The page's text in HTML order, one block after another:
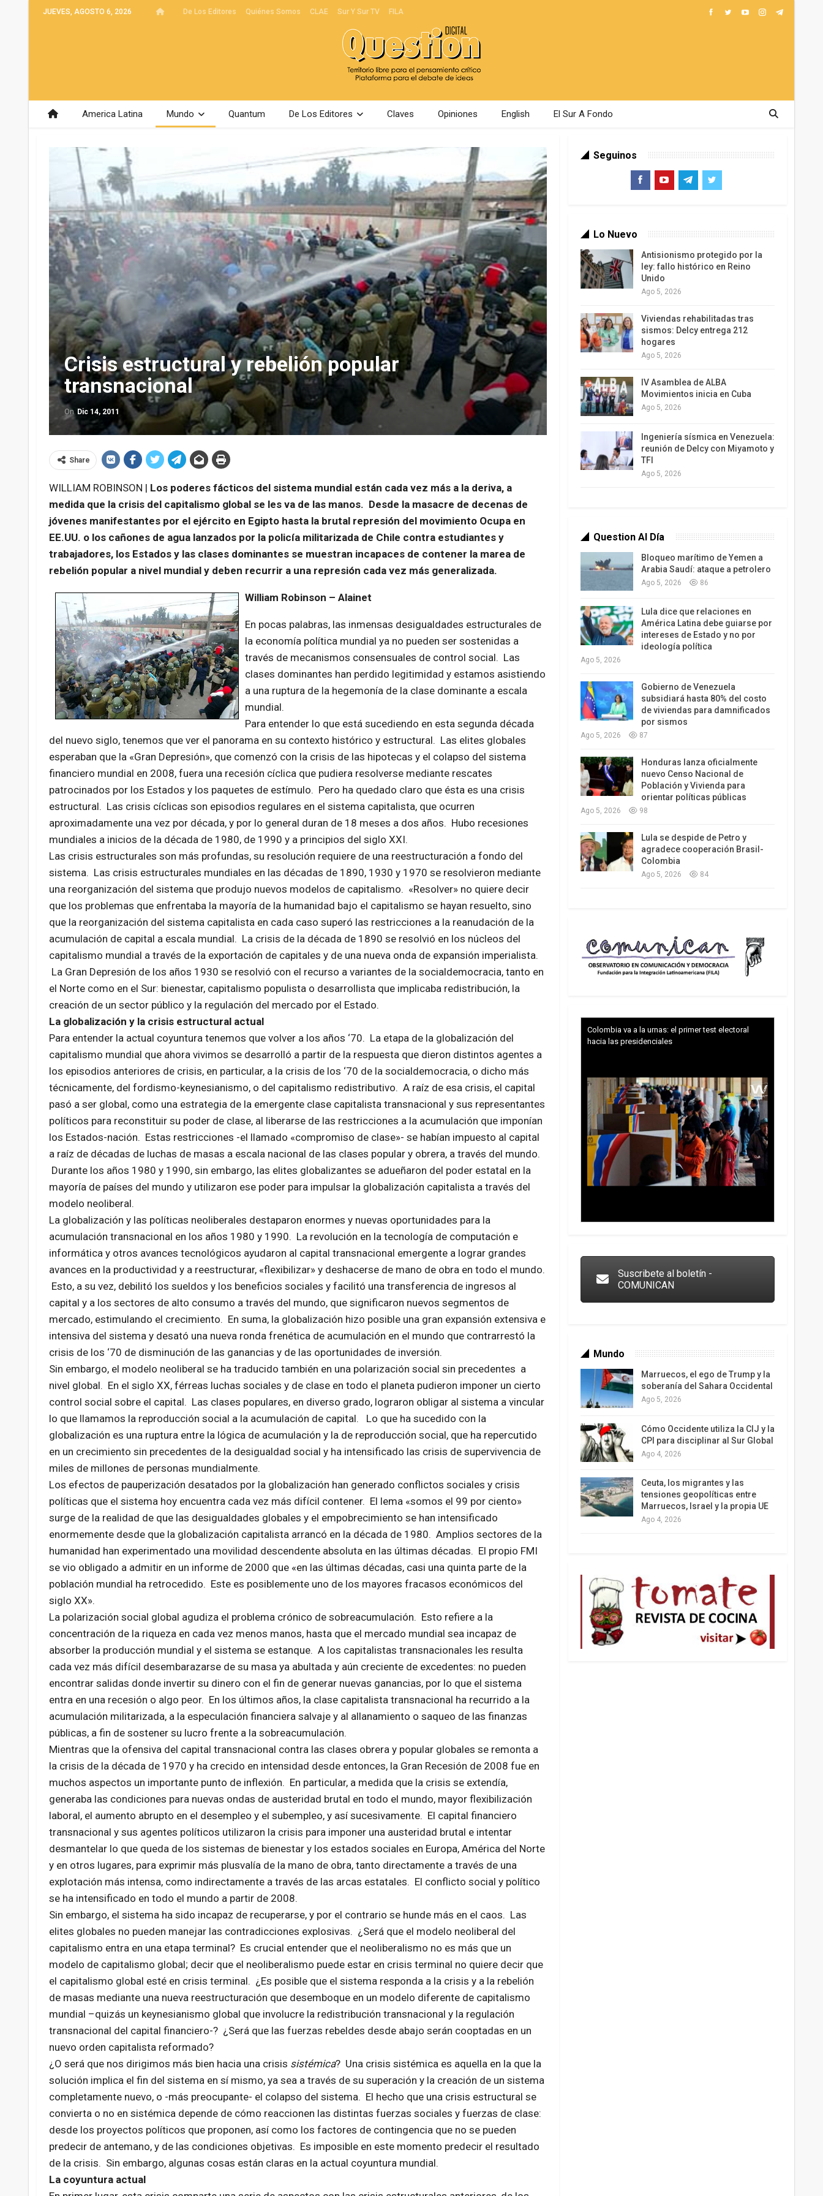
JUEVES, AGOSTO 6, 2026 De Los Editores Quiénes Somos CLAE Sur Y Sur TV FILA
America Latina Mundo Quantum De Los Editores Claves Opiniones English El Sur A Fondo
Crisis estructural y rebelión popular
transnacional
On Dic 14, 2011
Share
WILLIAM ROBINSON | Los poderes fácticos del sistema mundial están cada vez más a la deriva, a
medida que la crisis del capitalismo global se les va de las manos. Desde la masacre de decenas de
jóvenes manifestantes por el ejército en Egipto hasta la brutal represión del movimiento Ocupa en
EE.UU. o los cañones de agua lanzados por la policía militarizada de Chile contra estudiantes y
trabajadores, los Estados y las clases dominantes se muestran incapaces de contener la marea de
rebelión popular a nivel mundial y deben recurrir a una represión cada vez más generalizada.
William Robinson – Alainet
En pocas palabras, las inmensas desigualdades estructurales de
la economía política mundial ya no pueden ser sostenidas a
través de mecanismos consensuales de control social. Las
clases dominantes han perdido legitimidad y estamos asistiendo
a una ruptura de la hegemonía de la clase dominante a escala
mundial.
Para entender lo que está sucediendo en esta segunda década
del nuevo siglo, tenemos que ver el panorama en su contexto histórico y estructural. Las elites globales
esperaban que la «Gran Depresión», que comenzó con la crisis de las hipotecas y el colapso del sistema
financiero mundial en 2008, fuera una recesión cíclica que pudiera resolverse mediante rescates
patrocinados por los Estados y los paquetes de estímulo. Pero ha quedado claro que ésta es una crisis
estructural. Las crisis cíclicas son episodios regulares en el sistema capitalista, que ocurren
aproximadamente una vez por década, y por lo general duran de 18 meses a dos años. Hubo recesiones
mundiales a inicios de la década de 1980, de 1990 y a principios del siglo XXI.
Las crisis estructurales son más profundas, su resolución requiere de una reestructuración a fondo del
sistema. Las crisis estructurales mundiales en las décadas de 1890, 1930 y 1970 se resolvieron mediante
una reorganización del sistema que produjo nuevos modelos de capitalismo. «Resolver» no quiere decir
que los problemas que enfrentaba la mayoría de la humanidad bajo el capitalismo se hayan resuelto, sino
que la reorganización del sistema capitalista en cada caso superó las restricciones a la reanudación de la
acumulación de capital a escala mundial. La crisis de la década de 1890 se resolvió en los núcleos del
capitalismo mundial a través de la exportación de capitales y de una nueva onda de expansión imperialista.
La Gran Depresión de los años 1930 se resolvió con el recurso a variantes de la socialdemocracia, tanto en
el Norte como en el Sur: bienestar, capitalismo populista o desarrollista que implicaba redistribución, la
creación de un sector público y la regulación del mercado por el Estado.
La globalización y la crisis estructural actual
Para entender la actual coyuntura tenemos que volver a los años ‘70. La etapa de la globalización del
capitalismo mundial que ahora vivimos se desarrolló a partir de la respuesta que dieron distintos agentes a
los episodios anteriores de crisis, en particular, a la crisis de los ‘70 de la socialdemocracia, o dicho más
técnicamente, del fordismo-keynesianismo, o del capitalismo redistributivo. A raíz de esa crisis, el capital
pasó a ser global, como una estrategia de la emergente clase capitalista transnacional y sus representantes
políticos para reconstituir su poder de clase, al liberarse de las restricciones a la acumulación que imponían
los Estados-nación. Estas restricciones -el llamado «compromiso de clase»- se habían impuesto al capital
a raíz de décadas de luchas de masas a escala nacional de las clases popular y obrera, a través del mundo.
Durante los años 1980 y 1990, sin embargo, las elites globalizantes se adueñaron del poder estatal en la
mayoría de países del mundo y utilizaron ese poder para impulsar la globalización capitalista a través del
modelo neoliberal.
La globalización y las políticas neoliberales destaparon enormes y nuevas oportunidades para la
acumulación transnacional en los años 1980 y 1990. La revolución en la tecnología de computación e
informática y otros avances tecnológicos ayudaron al capital transnacional emergente a lograr grandes
avances en la productividad y a reestructurar, «flexibilizar» y deshacerse de mano de obra en todo el mundo.
Esto, a su vez, debilitó los sueldos y los beneficios sociales y facilitó una transferencia de ingresos al
capital y a los sectores de alto consumo a través del mundo, que significaron nuevos segmentos de
mercado, estimulando el crecimiento. En suma, la globalización hizo posible una gran expansión extensiva e
intensiva del sistema y desató una nueva ronda frenética de acumulación en el mundo que contrarrestó la
crisis de los ‘70 de disminución de las ganancias y de las oportunidades de inversión.
Sin embargo, el modelo neoliberal se ha traducido también en una polarización social sin precedentes a
nivel global. En el siglo XX, férreas luchas sociales y de clase en todo el planeta pudieron imponer un cierto
control social sobre el capital. Las clases populares, en diverso grado, lograron obligar al sistema a vincular
lo que llamamos la reproducción social a la acumulación de capital. Lo que ha sucedido con la
globalización es una ruptura entre la lógica de acumulación y la de reproducción social, que ha repercutido
en un crecimiento sin precedentes de la desigualdad social y ha intensificado las crisis de supervivencia de
miles de millones de personas mundialmente.
Los efectos de pauperización desatados por la globalización han generado conflictos sociales y crisis
políticas que el sistema hoy encuentra cada vez más difícil contener. El lema «somos el 99 por ciento»
surge de la realidad de que las desigualdades globales y el empobrecimiento se han intensificado
enormemente desde que la globalización capitalista arrancó en la década de 1980. Amplios sectores de la
humanidad han experimentado una movilidad descendente absoluta en las últimas décadas. El propio FMI
se vio obligado a admitir en un informe de 2000 que «en las últimas décadas, casi una quinta parte de la
población mundial ha retrocedido. Este es posiblemente uno de los mayores fracasos económicos del
siglo XX».
La polarización social global agudiza el problema crónico de sobreacumulación. Esto refiere a la
concentración de la riqueza en cada vez menos manos, hasta que el mercado mundial sea incapaz de
absorber la producción mundial y el sistema se estanque. A los capitalistas transnacionales les resulta
cada vez más difícil desembarazarse de su masa ya abultada y aún creciente de excedentes: no pueden
encontrar salidas donde invertir su dinero con el fin de generar nuevas ganancias, por lo que el sistema
entra en una recesión o algo peor. En los últimos años, la clase capitalista transnacional ha recurrido a la
acumulación militarizada, a la especulación financiera salvaje y al allanamiento o saqueo de las finanzas
públicas, a fin de sostener su lucro frente a la sobreacumulación.
Mientras que la ofensiva del capital transnacional contra las clases obrera y popular globales se remonta a
la crisis de la década de 1970 y ha crecido en intensidad desde entonces, la Gran Recesión de 2008 fue en
muchos aspectos un importante punto de inflexión. En particular, a medida que la crisis se extendía,
generaba las condiciones para nuevas ondas de austeridad brutal en todo el mundo, mayor flexibilización
laboral, el aumento abrupto en el desempleo y el subempleo, y así sucesivamente. El capital financiero
transnacional y sus agentes políticos utilizaron la crisis para imponer una austeridad brutal e intentar
desmantelar lo que queda de los sistemas de bienestar y los estados sociales en Europa, América del Norte
y en otros lugares, para exprimir más plusvalía de la mano de obra, tanto directamente a través de una
explotación más intensa, como indirectamente a través de las arcas estatales. El conflicto social y político
se ha intensificado en todo el mundo a partir de 2008.
Sin embargo, el sistema ha sido incapaz de recuperarse, y por el contrario se hunde más en el caos. Las
elites globales no pueden manejar las contradicciones explosivas. ¿Será que el modelo neoliberal del
capitalismo entra en una etapa terminal? Es crucial entender que el neoliberalismo no es más que un
modelo de capitalismo global; decir que el neoliberalismo puede estar en crisis terminal no quiere decir que
el capitalismo global esté en crisis terminal. ¿Es posible que el sistema responda a la crisis y a la rebelión
de masas mediante una nueva reestructuración que desemboque en un modelo diferente de capitalismo
mundial –quizás un keynesianismo global que involucre la redistribución transnacional y la regulación
transnacional del capital financiero-? ¿Será que las fuerzas rebeldes desde abajo serán cooptadas en un
nuevo orden capitalista reformado?
¿O será que nos dirigimos más bien hacia una crisis sistémica? Una crisis sistémica es aquella en la que la
solución implica el fin del sistema en sí mismo, ya sea a través de su superación y la creación de un sistema
completamente nuevo, o -más preocupante- el colapso del sistema. El hecho que una crisis estructural se
convierta o no en sistémica depende de cómo reaccionen las distintas fuerzas sociales y fuerzas de clase:
desde los proyectos políticos que proponen, así como los factores de contingencia que no se pueden
predecir de antemano, y de las condiciones objetivas. Es imposible en este momento predecir el resultado
de la crisis. Sin embargo, algunas cosas están claras en la actual coyuntura mundial.
La coyuntura actual
Seguinos
Lo Nuevo
Antisionismo protegido por la
ley: fallo histórico en Reino
Unido
Ago 5, 2026
Viviendas rehabilitadas tras
sismos: Delcy entrega 212
hogares
Ago 5, 2026
IV Asamblea de ALBA
Movimientos inicia en Cuba
Ago 5, 2026
Ingeniería sísmica en Venezuela:
reunión de Delcy con Miyamoto y
TFI
Ago 5, 2026
Question Al Día
Bloqueo marítimo de Yemen a
Arabia Saudí: ataque a petrolero
Ago 5, 2026 86
Lula dice que relaciones en
América Latina debe guiarse por
intereses de Estado y no por
ideología política
Ago 5, 2026
Gobierno de Venezuela
subsidiará hasta 80% del costo
de viviendas para damnificados
por sismos
Ago 5, 2026 87
Honduras lanza oficialmente
nuevo Censo Nacional de
Población y Vivienda para
orientar políticas públicas
Ago 5, 2026 98
Lula se despide de Petro y
agradece cooperación Brasil-
Colombia
Ago 5, 2026 84
Colombia va a la urnas: el primer test electoral
hacia las presidenciales
Los latinos le van dando la espalda a Trump
Suscribete al boletín -
COMUNICAN
Mundo
Marruecos, el ego de Trump y la
soberanía del Sahara Occidental
Ago 5, 2026
Cómo Occidente utiliza la CIJ y la
CPI para disciplinar al Sur Global
Ago 4, 2026
Ceuta, los migrantes y las
tensiones geopolíticas entre
Marruecos, Israel y la propia UE
Ago 4, 2026